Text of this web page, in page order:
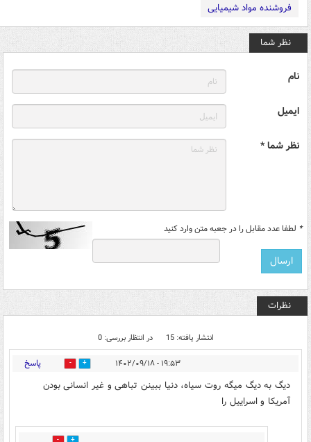
فروشنده مواد شیمیایی
نظر شما
نام
ایمیل
نظر شما *
* لطفا عدد مقابل را در جعبه متن وارد کنید
نظرات
انتشار یافته: 15 در انتظار بررسی: 0
۱۹:۵۳ - ۱۴۰۲/۰۹/۱۸ 20 پاسخ
دیگ به دیگ میگه روت سیاه، دنیا ببینن تباهی و غیر انسانی بودن
آمریکا و اسراییل را